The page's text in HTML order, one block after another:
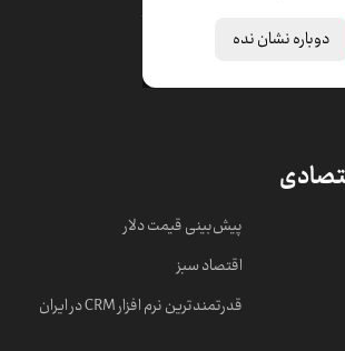
دوباره نشان نده
پیش‌بینی قیمت دلار
اقتصاد سبز
قدرتمندترین نرم‌ افزار CRM در ایران